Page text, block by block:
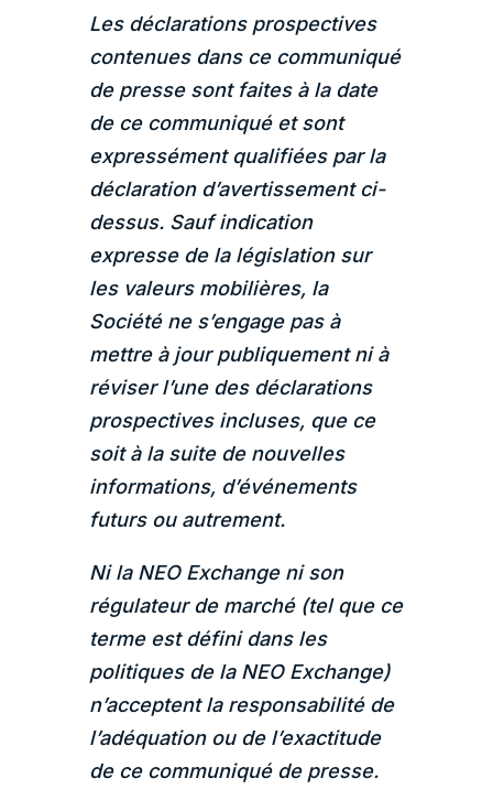
Les déclarations prospectives
contenues dans ce communiqué
de presse sont faites à la date
de ce communiqué et sont
expressément qualifiées par la
déclaration d’avertissement ci-
dessus. Sauf indication
expresse de la législation sur
les valeurs mobilières, la
Société ne s’engage pas à
mettre à jour publiquement ni à
réviser l’une des déclarations
prospectives incluses, que ce
soit à la suite de nouvelles
informations, d’événements
futurs ou autrement.
Ni la NEO Exchange ni son
régulateur de marché (tel que ce
terme est défini dans les
politiques de la NEO Exchange)
n’acceptent la responsabilité de
l’adéquation ou de l’exactitude
de ce communiqué de presse.